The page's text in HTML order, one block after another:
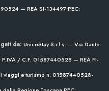
— REA SI-134497PEC:
da: UnicoStay S.r.l.s. — Via Dante
P.IVA / C.F. 01587440528 — REA FI-
viaggi e turismo n. 01587440528-